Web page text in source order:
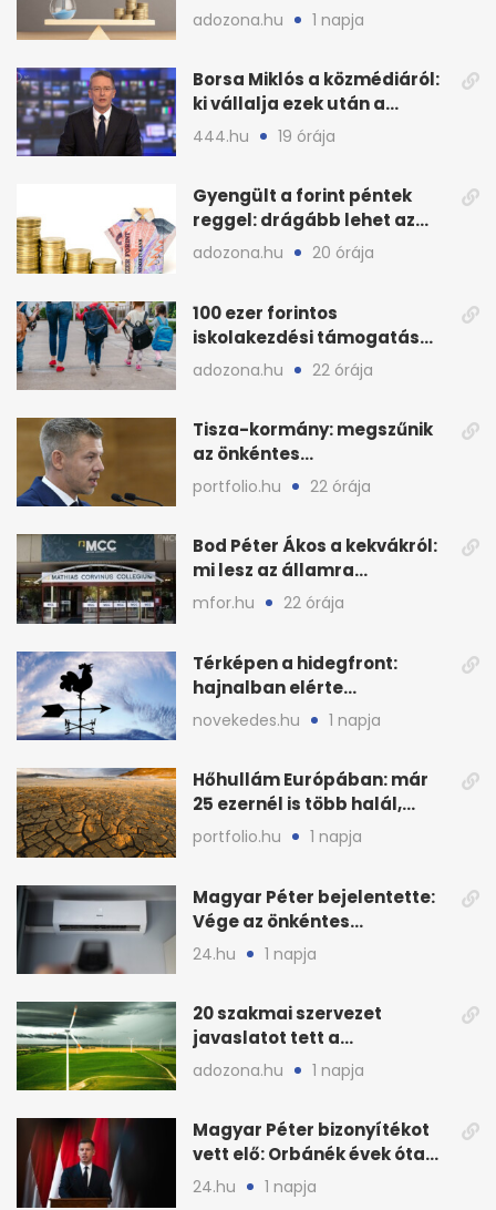
adozona.hu 1 napja
Borsa Miklós a közmédiáról:
ki vállalja ezek után a
munkát?
444.hu 19 órája
Gyengült a forint péntek
reggel: drágább lehet az
euró és a dollár
adozona.hu 20 órája
100 ezer forintos
iskolakezdési támogatás
2026 őszén: adózás,
adozona.hu 22 órája
Tisza-kormány: megszűnik
az önkéntes
fogyasztáscsökkentés
portfolio.hu 22 órája
Bod Péter Ákos a kekvákról:
mi lesz az államra
visszaszálló vagyonnal?
mfor.hu 22 órája
Térképen a hidegfront:
hajnalban elérte
Magyarország határát
novekedes.hu 1 napja
Hőhullám Európában: már
25 ezernél is több halál,
folytatódhat
portfolio.hu 1 napja
Magyar Péter bejelentette:
Vége az önkéntes
fogyasztáscsökkentésnek
24.hu 1 napja
20 szakmai szervezet
javaslatot tett a
fenntartható szélenergia-
adozona.hu 1 napja
Magyar Péter bizonyítékot
vett elő: Orbánék évek óta
tudtak az energiarendszer
összeomlásáról
24.hu 1 napja